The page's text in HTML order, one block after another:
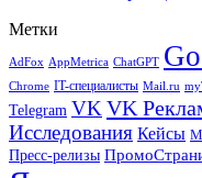
Метки
AdFox AppMetrica ChatGPT
Chrome IT-специалисты Mail.ru
Telegram VKVK
Исследования Кейсы
Пресс-релизы